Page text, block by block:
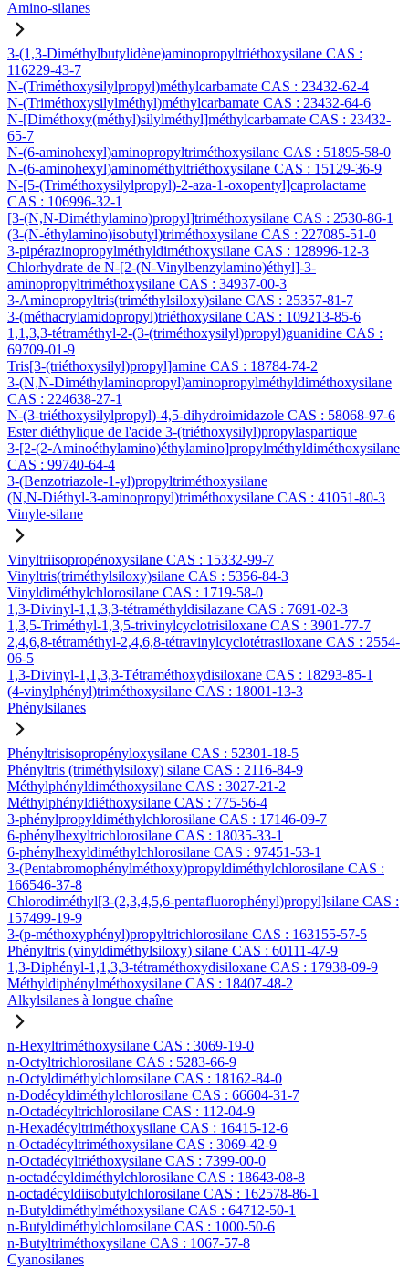
Amino-silanes
3-(1,3-Diméthylbutylidène)aminopropyltriéthoxysilane CAS :
116229-43-7
N-(Triméthoxysilylpropyl)méthylcarbamate CAS : 23432-62-4
N-(Triméthoxysilylméthyl)méthylcarbamate CAS : 23432-64-6
N-[Diméthoxy(méthyl)silylméthyl]méthylcarbamate CAS : 23432-
65-7
N-(6-aminohexyl)aminopropyltriméthoxysilane CAS : 51895-58-0
N-(6-aminohexyl)aminométhyltriéthoxysilane CAS : 15129-36-9
N-[5-(Triméthoxysilylpropyl)-2-aza-1-oxopentyl]caprolactame
CAS : 106996-32-1
[3-(N,N-Diméthylamino)propyl]triméthoxysilane CAS : 2530-86-1
(3-(N-éthylamino)isobutyl)triméthoxysilane CAS : 227085-51-0
3-pipérazinopropylméthyldiméthoxysilane CAS : 128996-12-3
Chlorhydrate de N-[2-(N-Vinylbenzylamino)éthyl]-3-
aminopropyltriméthoxysilane CAS : 34937-00-3
3-Aminopropyltris(triméthylsiloxy)silane CAS : 25357-81-7
3-(méthacrylamidopropyl)triéthoxysilane CAS : 109213-85-6
1,1,3,3-tétraméthyl-2-(3-(triméthoxysilyl)propyl)guanidine CAS :
69709-01-9
Tris[3-(triéthoxysilyl)propyl]amine CAS : 18784-74-2
3-(N,N-Diméthylaminopropyl)aminopropylméthyldiméthoxysilane
CAS : 224638-27-1
N-(3-triéthoxysilylpropyl)-4,5-dihydroimidazole CAS : 58068-97-6
Ester diéthylique de l'acide 3-(triéthoxysilyl)propylaspartique
3-[2-(2-Aminoéthylamino)éthylamino]propylméthyldiméthoxysilane
CAS : 99740-64-4
3-(Benzotriazole-1-yl)propyltriméthoxysilane
(N,N-Diéthyl-3-aminopropyl)triméthoxysilane CAS : 41051-80-3
Vinyle-silane
Vinyltriisopropénoxysilane CAS : 15332-99-7
Vinyltris(triméthylsiloxy)silane CAS : 5356-84-3
Vinyldiméthylchlorosilane CAS : 1719-58-0
1,3-Divinyl-1,1,3,3-tétraméthyldisilazane CAS : 7691-02-3
1,3,5-Triméthyl-1,3,5-trivinylcyclotrisiloxane CAS : 3901-77-7
2,4,6,8-tétraméthyl-2,4,6,8-tétravinylcyclotétrasiloxane CAS : 2554-
06-5
1,3-Divinyl-1,1,3,3-Tétraméthoxydisiloxane CAS : 18293-85-1
(4-vinylphényl)triméthoxysilane CAS : 18001-13-3
Phénylsilanes
Phényltrisisopropényloxysilane CAS : 52301-18-5
Phényltris (triméthylsiloxy) silane CAS : 2116-84-9
Méthylphényldiméthoxysilane CAS : 3027-21-2
Méthylphényldiéthoxysilane CAS : 775-56-4
3-phénylpropyldiméthylchlorosilane CAS : 17146-09-7
6-phénylhexyltrichlorosilane CAS : 18035-33-1
6-phénylhexyldiméthylchlorosilane CAS : 97451-53-1
3-(Pentabromophénylméthoxy)propyldiméthylchlorosilane CAS :
166546-37-8
Chlorodiméthyl[3-(2,3,4,5,6-pentafluorophényl)propyl]silane CAS :
157499-19-9
3-(p-méthoxyphényl)propyltrichlorosilane CAS : 163155-57-5
Phényltris (vinyldiméthylsiloxy) silane CAS : 60111-47-9
1,3-Diphényl-1,1,3,3-tétraméthoxydisiloxane CAS : 17938-09-9
Méthyldiphénylméthoxysilane CAS : 18407-48-2
Alkylsilanes à longue chaîne
n-Hexyltriméthoxysilane CAS : 3069-19-0
n-Octyltrichlorosilane CAS : 5283-66-9
n-Octyldiméthylchlorosilane CAS : 18162-84-0
n-Dodécyldiméthylchlorosilane CAS : 66604-31-7
n-Octadécyltrichlorosilane CAS : 112-04-9
n-Hexadécyltriméthoxysilane CAS : 16415-12-6
n-Octadécyltriméthoxysilane CAS : 3069-42-9
n-Octadécyltriéthoxysilane CAS : 7399-00-0
n-octadécyldiméthylchlorosilane CAS : 18643-08-8
n-octadécyldiisobutylchlorosilane CAS : 162578-86-1
n-Butyldiméthylméthoxysilane CAS : 64712-50-1
n-Butyldiméthylchlorosilane CAS : 1000-50-6
n-Butyltriméthoxysilane CAS : 1067-57-8
Cyanosilanes